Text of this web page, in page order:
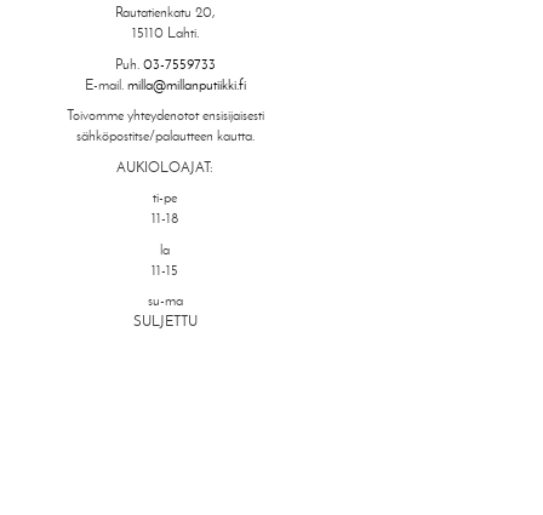
Rautatienkatu 20,
15110 Lahti.
Puh. 03-7559733
E-mail. milla@millanputiikki.fi
Toivomme yhteydenotot ensisijaisesti
sähköpostitse/palautteen kautta.
AUKIOLOAJAT:
ti-pe
11-18
la
11-15
su-ma
SULJETTU